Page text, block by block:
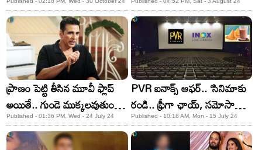
ప్రాణం పెట్టి తీసిన మూవీ ఫ్లాప్
అయితే.. గుండె ముక్కలవుతుంది:
స్టార్ హీరో
Published - 01:36 PM, Wed - 24 July 24
PVR ఐనాక్స్ ఆఫర్‌.. ‘సినిమాకు
రండి.. ఫ్రీగా ఛాయ్‌, సమోసా
ఇస్తాం..’
Published - 10:18 AM, Mon - 15 July 24